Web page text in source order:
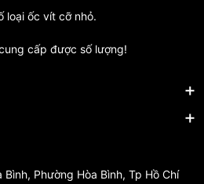
loại ốc vít cỡ nhỏ.
cấp được số lượng!
Phường Hòa Bình, Tp Hồ Chí